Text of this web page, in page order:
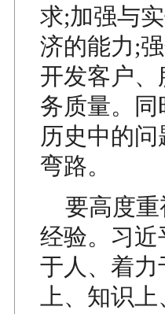
求;加强与
济的能力;
开发客户
务质量。
历史中的
弯路。
要高度重
经验。习
于人、着
上、知识